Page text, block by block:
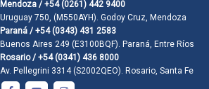
Mendoza / +54 (0261) 442 9400
Uruguay 750, (M550AYH). Godoy Cruz, Mendoza
Paraná / +54 (0343) 431 2583
Buenos Aires 249 (E3100BQF). Paraná, Entre Ríos
Rosario / +54 (0341) 436 8000
Av. Pellegrini 3314 (S2002QEO). Rosario, Santa Fe